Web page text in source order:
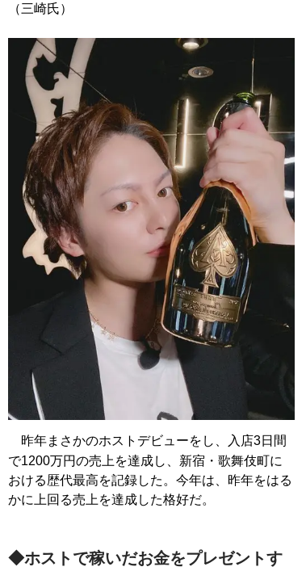
（三崎氏）
昨年まさかのホストデビューをし、入店3日間
で1200万円の売上を達成し、新宿・歌舞伎町に
おける歴代最高を記録した。今年は、昨年をはる
かに上回る売上を達成した格好だ。
◆ホストで稼いだお金をプレゼントす